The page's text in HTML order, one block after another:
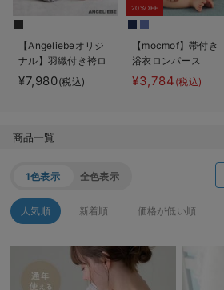
【Angeliebeオリジ
ナル】羽織付き袴ロ
ンパース 男の子
¥7,980(税込)
20%OFF
【mocmof】帯付き
浴衣ロンパース
¥3,784 (税込)
商品一覧
1色表示 全色表示
人気順 新着順 価格が低い順